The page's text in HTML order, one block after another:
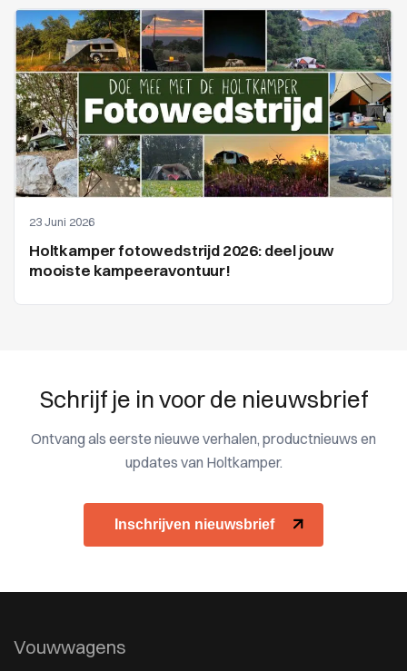
23 Juni 2026
Holtkamper fotowedstrijd 2026: deel jouw
mooiste kampeeravontuur!
Schrijf je in voor de nieuwsbrief
Ontvang als eerste nieuwe verhalen, productnieuws en
updates van Holtkamper.
Inschrijven nieuwsbrief
Vouwwagens